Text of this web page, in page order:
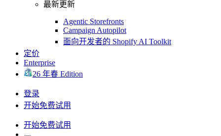
最新更新
Agentic Storefronts
Campaign Autopilot
面向开发者的 Shopify AI Toolkit
定价
Enterprise
26 年春 Edition
登录
开始免费试用
开始免费试用